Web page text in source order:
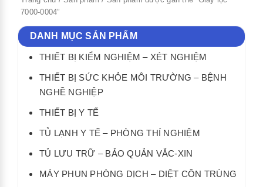
7000-0004”
DANH MỤC SẢN PHẨM
THIẾT BỊ KIỂM NGHIỆM – XÉT NGHIỆM
THIẾT BỊ SỨC KHỎE MÔI TRƯỜNG – BỆNH
NGHỀ NGHIỆP
THIẾT BỊ Y TẾ
TỦ LẠNH Y TẾ – PHÒNG THÍ NGHIỆM
TỦ LƯU TRỮ – BẢO QUẢN VẮC-XIN
MÁY PHUN PHÒNG DỊCH – DIỆT CÔN TRÙNG